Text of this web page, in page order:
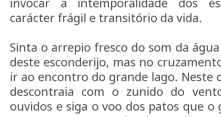
carácter frágil e transitório da vida.
Sinta o arrepio fresco do som da
deste esconderijo, mas no
ir ao encontro do grande lago. Neste
descontraia com o zunido do
ouvidos e siga o voo dos patos que